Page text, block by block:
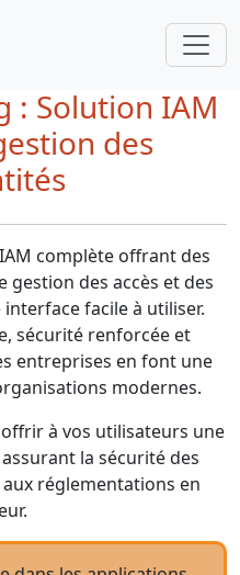
: Solution IAM
des
complète offrant des
gestion des accès et des
facile à utiliser.
sécurité renforcée et
entreprises en font une
modernes.
à vos utilisateurs une
la sécurité des
réglementations en